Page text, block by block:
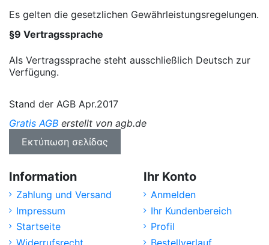
Es gelten die gesetzlichen Gewährleistungsregelungen.
§9 Vertragssprache
Als Vertragssprache steht ausschließlich Deutsch zur
Verfügung.
Stand der AGB Apr.2017
Gratis AGB erstellt von agb.de
Information
Zahlung und Versand
Impressum
Startseite
Widerrufsrecht
Ihr Konto
Anmelden
Ihr Kundenbereich
Profil
Bestellverlauf